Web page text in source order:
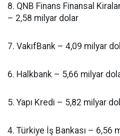
8. QNB Finans Finansal
– 2,58 milyar dolar
7. VakıfBank – 4,09 milyar
6. Halkbank – 5,66 milyar
5. Yapı Kredi – 5,82 milyar
4. Türkiye İş Bankası – 6,56